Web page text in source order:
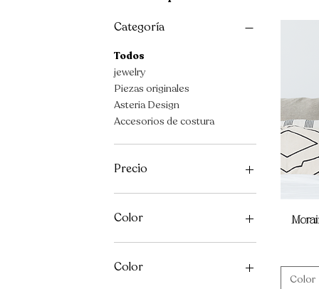
Categoría
Todos
jewelry
Piezas originales
Asteria Design
Accesorios de costura
Precio
5 CAD
Color
Color
Color